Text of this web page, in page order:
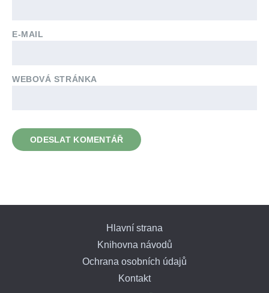
E-MAIL
WEBOVÁ STRÁNKA
Hlavní strana
Knihovna návodů
Ochrana osobních údajů
Kontakt